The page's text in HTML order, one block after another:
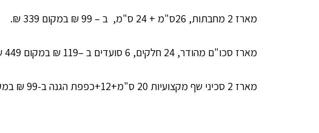
מארז 2 מחבתות, 26ס"מ + 24 ס"מ, ב – 99 ₪ במקום 339 ₪.
מארז סכו"ם מהודר, 24 חלקים, 6 סועדים ב –119 ₪ במקום 449 ₪.
מארז 2 סכיני שף מקצועיות 20 ס"מ+12+כפפת הגנה ב-99 ₪ במקום 379 ₪.